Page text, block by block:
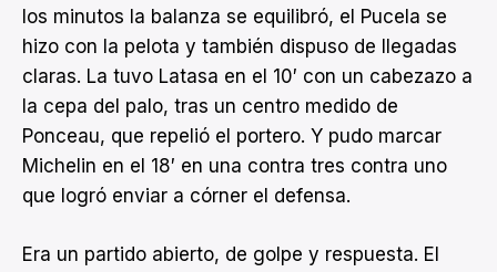
los minutos la balanza se equilibró, el Pucela se
hizo con la pelota y también dispuso de llegadas
claras. La tuvo Latasa en el 10′ con un cabezazo a
la cepa del palo, tras un centro medido de
Ponceau, que repelió el portero. Y pudo marcar
Michelin en el 18′ en una contra tres contra uno
que logró enviar a córner el defensa.
Era un partido abierto, de golpe y respuesta. El